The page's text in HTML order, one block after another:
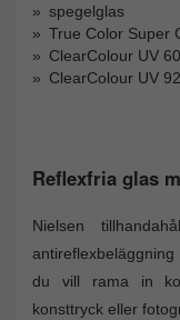
spegelglas
True Color Super
ClearColour UV 60
ClearColour UV 92.
Reflexfria glas
Nielsen
du vill rama in
konsttryck eller